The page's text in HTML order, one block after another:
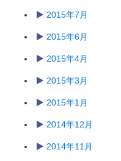
2015年7月
2015年6月
2015年4月
2015年3月
2015年1月
2014年12月
2014年11月